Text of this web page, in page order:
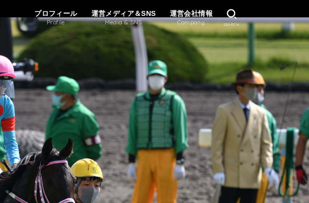
プロフィール
Profile
運営メディア＆SNS
Media & SNS
運営会社情報
Company SEARCH